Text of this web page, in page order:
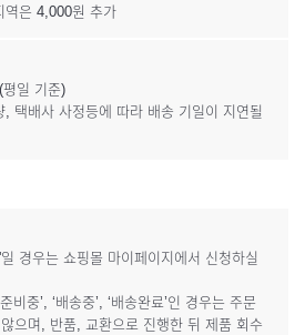
역은 4,000원 추가
일 기준)
택배사 사정등에 따라 배송 기일이 지연될
경우는 쇼핑몰 마이페이지에서 신청하실
비중’, ‘배송중’, ‘배송완료’인 경우는 주문
으며, 반품, 교환으로 진행한 뒤 제품 회수